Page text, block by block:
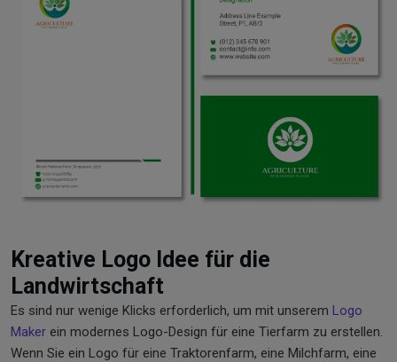
Kreative Logo Idee für die
Landwirtschaft
Es sind nur wenige Klicks erforderlich, um mit unserem Logo
Maker ein modernes Logo-Design für eine Tierfarm zu erstellen.
Wenn Sie ein Logo für eine Traktorenfarm, eine Milchfarm, eine